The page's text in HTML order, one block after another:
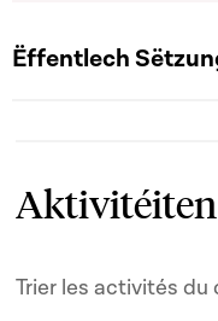
Ëffentlech
Trier les activités du